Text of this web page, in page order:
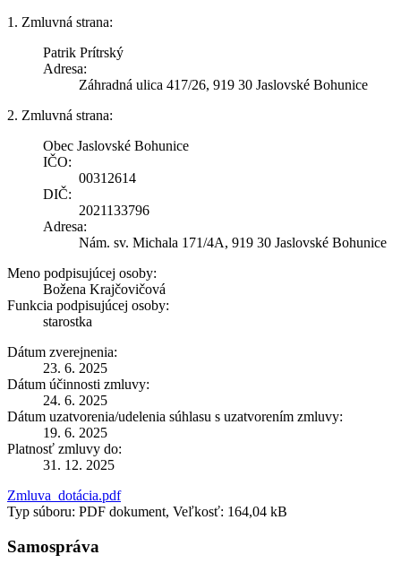
1. Zmluvná strana:
Patrik Prítrský
Adresa:
Záhradná ulica 417/26, 919 30 Jaslovské Bohunice
2. Zmluvná strana:
Obec Jaslovské Bohunice
IČO:
00312614
DIČ:
2021133796
Adresa:
Nám. sv. Michala 171/4A, 919 30 Jaslovské Bohunice
Meno podpisujúcej osoby:
Božena Krajčovičová
Funkcia podpisujúcej osoby:
starostka
Dátum zverejnenia:
23. 6. 2025
Dátum účinnosti zmluvy:
24. 6. 2025
Dátum uzatvorenia/udelenia súhlasu s uzatvorením zmluvy:
19. 6. 2025
Platnosť zmluvy do:
31. 12. 2025
Zmluva_dotácia.pdf
Typ súboru: PDF dokument, Veľkosť: 164,04 kB
Samospráva